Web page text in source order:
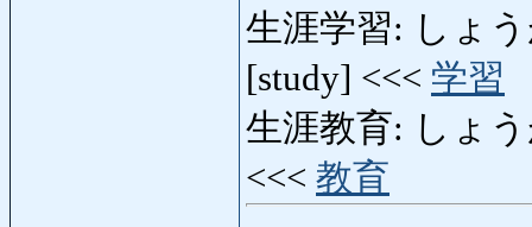
生涯学習: しょ
[study] <<< 学習
生涯教育: しょ
<<< 教育